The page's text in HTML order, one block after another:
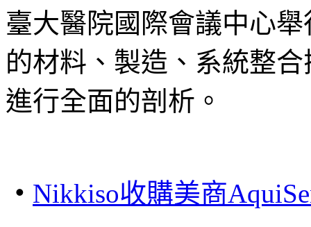
臺大醫院國際會議中心
的材料、製造、系統整
進行全面的剖析。
‧ Nikkiso收購美商